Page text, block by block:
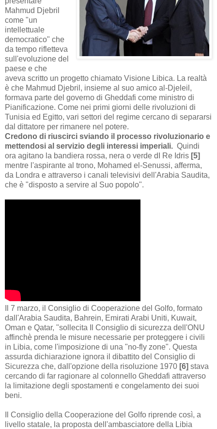
Mahmud Djebril
come "un
intellettuale
democratico" che
da tempo rifletteva
sull'evoluzione del
paese e che
aveva scritto un progetto chiamato Visione Libica. La realtà
è che Mahmud Djebril, insieme al suo amico al-Djeleil,
formava parte del governo di Gheddafi come ministro di
Pianificazione. Come nei primi giorni delle rivoluzioni di
Tunisia ed Egitto, vari settori del regime cercano di separarsi
dal dittatore per rimanere nel potere.
Credono di riuscirci sviando il processo rivoluzionario e
mettendosi al servizio degli interessi imperiali. Quindi
ora agitano la bandiera rossa, nera o verde dI Re Idris [5]
mentre l'aspirante al trono, Mohamed el-Senussi, afferma,
da Londra e attraverso i canali televisivi dell'Arabia Saudita,
che è "disposto a servire al Suo popolo".
Il 7 marzo, il Consiglio di Cooperazione del Golfo, formato
dall'Arabia Saudita, Bahrein, Emirati Arabi Uniti, Kuwait,
Oman e Qatar, "sollecita Il Consiglio di sicurezza dell'ONU
affinchè prenda le misure necessarie per proteggere i civili
in Libia, come l'imposizione di una "no-fly zone". Questa
assurda dichiarazione ignora il dibattito del Consiglio di
Sicurezza che, dall'opzione della risoluzione 1970 [6] stava
cercando di far ragionare al colonnello Gheddafi attraverso
la limitazione degli spostamenti e congelamento dei suoi
beni.
Il Consiglio della Cooperazione del Golfo riprende così, a
livello statale, la proposta dell'ambasciatore della Libia